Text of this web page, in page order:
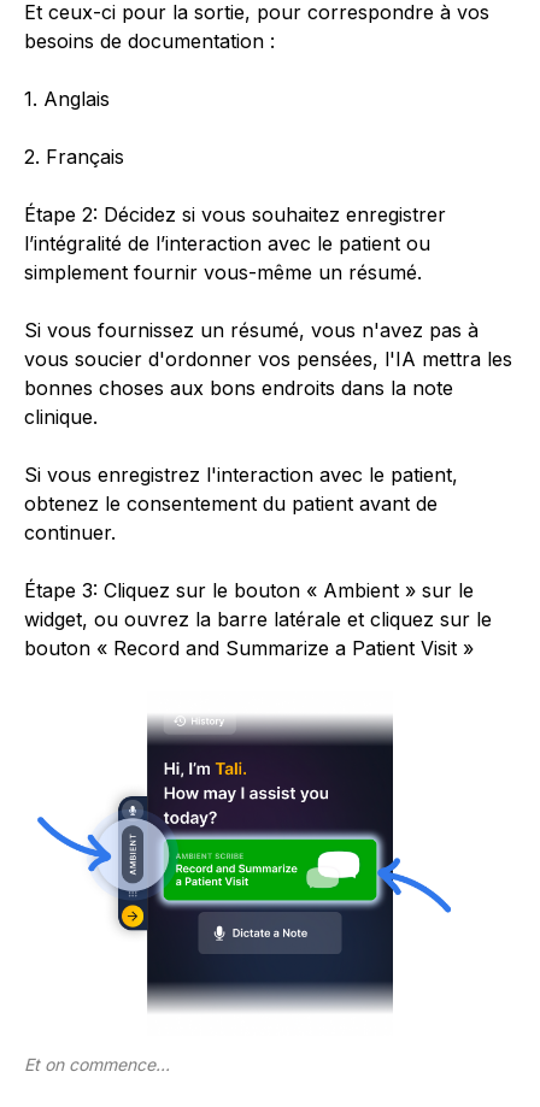
Et ceux-ci pour la sortie, pour correspondre à vos
besoins de documentation :
1. Anglais
2. Français
Étape 2: Décidez si vous souhaitez enregistrer
l’intégralité de l’interaction avec le patient ou
simplement fournir vous-même un résumé.
Si vous fournissez un résumé, vous n'avez pas à
vous soucier d'ordonner vos pensées, l'IA mettra les
bonnes choses aux bons endroits dans la note
clinique.
Si vous enregistrez l'interaction avec le patient,
obtenez le consentement du patient avant de
continuer.
Étape 3: Cliquez sur le bouton « Ambient » sur le
widget, ou ouvrez la barre latérale et cliquez sur le
bouton « Record and Summarize a Patient Visit »
Et on commence...